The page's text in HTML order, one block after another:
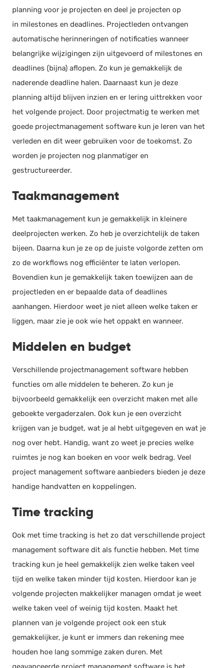
planning voor je projecten en deel je projecten op
in milestones en deadlines. Projectleden ontvangen
automatische herinneringen of notificaties wanneer
belangrijke wijzigingen zijn uitgevoerd of milestones en
deadlines (bijna) aflopen. Zo kun je gemakkelijk de
naderende deadline halen. Daarnaast kun je deze
planning altijd blijven inzien en er lering uittrekken voor
het volgende project. Door projectmatig te werken met
goede projectmanagement software kun je leren van het
verleden en dit weer gebruiken voor de toekomst. Zo
worden je projecten nog planmatiger en
gestructureerder.
Taakmanagement
Met taakmanagement kun je gemakkelijk in kleinere
deelprojecten werken. Zo heb je overzichtelijk de taken
bijeen. Daarna kun je ze op de juiste volgorde zetten om
zo de workflows nog efficiënter te laten verlopen.
Bovendien kun je gemakkelijk taken toewijzen aan de
projectleden en er bepaalde data of deadlines
aanhangen. Hierdoor weet je niet alleen welke taken er
liggen, maar zie je ook wie het oppakt en wanneer.
Middelen en budget
Verschillende projectmanagement software hebben
functies om alle middelen te beheren. Zo kun je
bijvoorbeeld gemakkelijk een overzicht maken met alle
geboekte vergaderzalen. Ook kun je een overzicht
krijgen van je budget, wat je al hebt uitgegeven en wat je
nog over hebt. Handig, want zo weet je precies welke
ruimtes je nog kan boeken en voor welk bedrag. Veel
project management software aanbieders bieden je deze
handige handvatten en koppelingen.
Time tracking
Ook met time tracking is het zo dat verschillende project
management software dit als functie hebben. Met time
tracking kun je heel gemakkelijk zien welke taken veel
tijd en welke taken minder tijd kosten. Hierdoor kan je
volgende projecten makkelijker managen omdat je weet
welke taken veel of weinig tijd kosten. Maakt het
plannen van je volgende project ook een stuk
gemakkelijker, je kunt er immers dan rekening mee
houden hoe lang sommige zaken duren. Met